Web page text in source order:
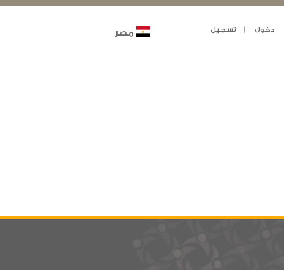
دخول تسجيل مصر